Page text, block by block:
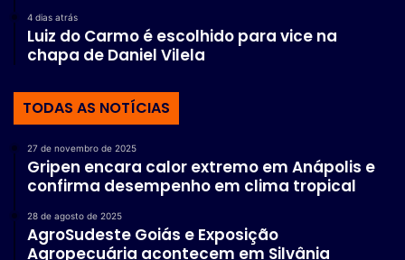
4 dias atrás
Luiz do Carmo é escolhido para vice na
chapa de Daniel Vilela
TODAS AS NOTÍCIAS
27 de novembro de 2025
Gripen encara calor extremo em Anápolis e
confirma desempenho em clima tropical
28 de agosto de 2025
AgroSudeste Goiás e Exposição
Agropecuária acontecem em Silvânia